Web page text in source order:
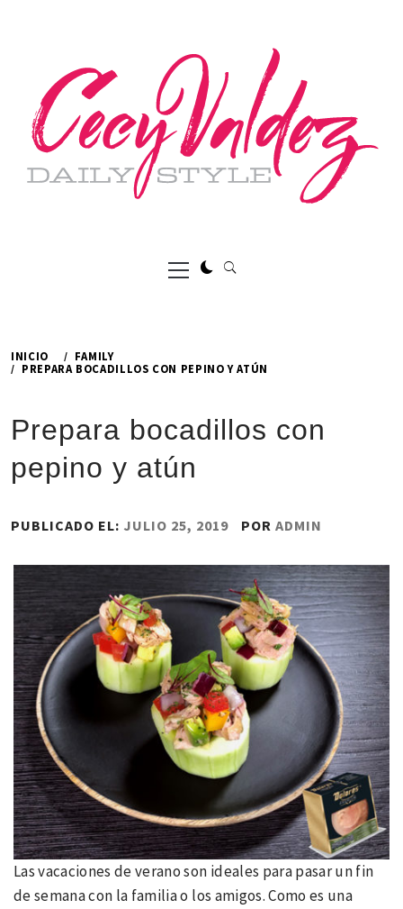
Menú
principal
INICIO
FAMILY
PREPARA BOCADILLOS CON PEPINO Y ATÚN
Prepara bocadillos con
pepino y atún
PUBLICADO EL: JULIO 25, 2019 POR ADMIN
Las vacaciones de verano son ideales para pasar un fin
de semana con la familia o los amigos. Como es una